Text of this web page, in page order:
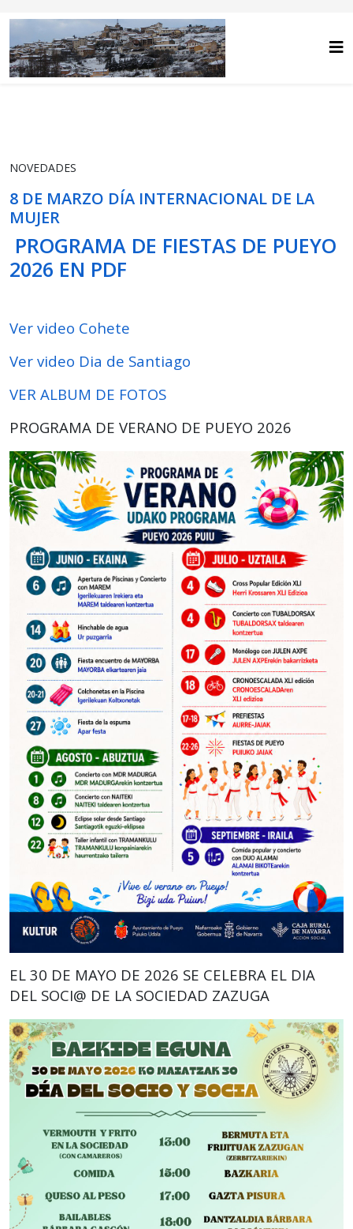
NOVEDADES
8 DE MARZO DÍA INTERNACIONAL DE LA
MUJER
PROGRAMA DE FIESTAS DE PUEYO
2026 EN PDF
Ver video Cohete
Ver video Dia de Santiago
VER ALBUM DE FOTOS
PROGRAMA DE VERANO DE PUEYO 2026
EL 30 DE MAYO DE 2026 SE CELEBRA EL DIA
DEL SOCI@ DE LA SOCIEDAD ZAZUGA